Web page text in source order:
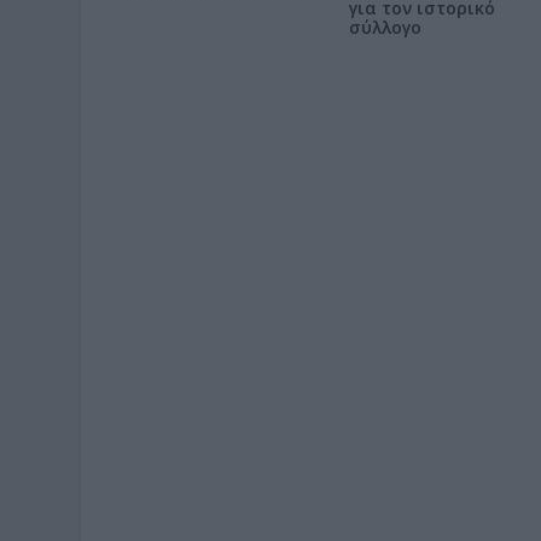
για τον ιστορικό
σύλλογο